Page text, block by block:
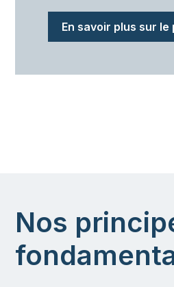
En savoir plus sur
Nos